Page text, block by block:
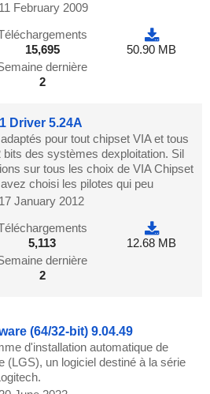
February 2009
15,695
dernière
2
50.90 MB
Driver 5.24A
pour tout chipset VIA et tous
des systèmes dexploitation. Sil
sur tous les choix de VIA Chipset
choisi les pilotes qui peu
January 2012
5,113
dernière
2
12.68 MB
(64/32-bit) 9.04.49
d'installation automatique de
(LGS), un logiciel destiné à la série